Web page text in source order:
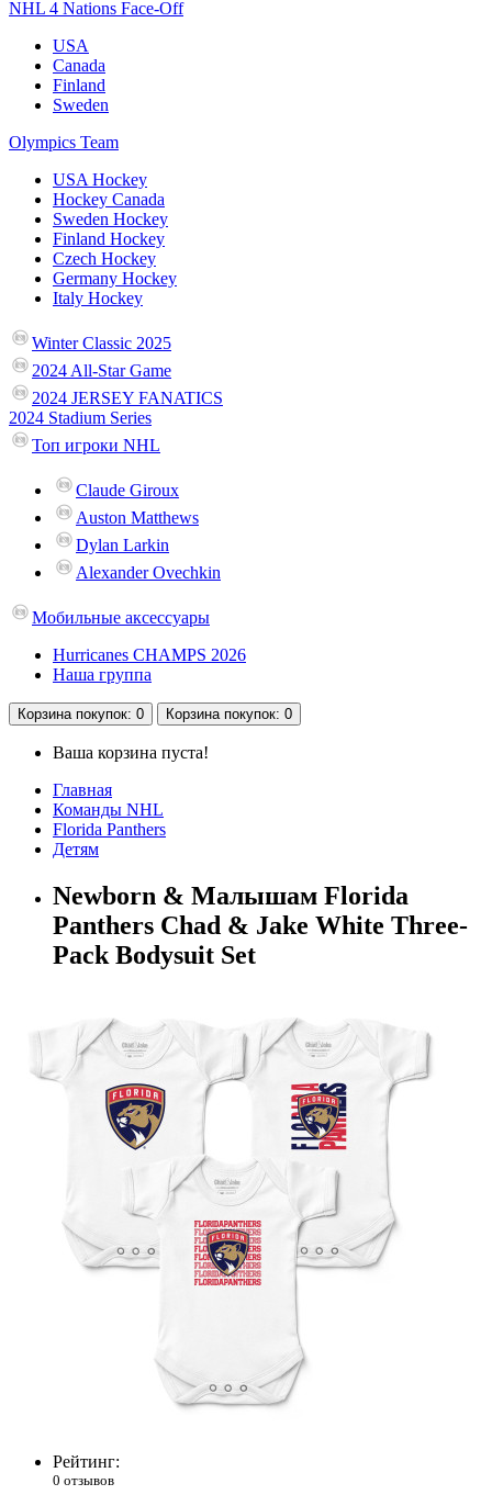
NHL 4 Nations Face-Off
USA
Canada
Finland
Sweden
Olympics Team
USA Hockey
Hockey Canada
Sweden Hockey
Finland Hockey
Czech Hockey
Germany Hockey
Italy Hockey
Winter Classic 2025
2024 All-Star Game
2024 JERSEY FANATICS
2024 Stadium Series
Топ игроки NHL
Claude Giroux
Auston Matthews
Dylan Larkin
Alexander Ovechkin
Мобильные аксессуары
Hurricanes CHAMPS 2026
Наша группа
Корзина покупок: 0 Корзина покупок: 0
Ваша корзина пуста!
Главная
Команды NHL
Florida Panthers
Детям
Newborn & Малышам Florida
Panthers Chad & Jake White Three-
Pack Bodysuit Set
Рейтинг:
0 отзывов